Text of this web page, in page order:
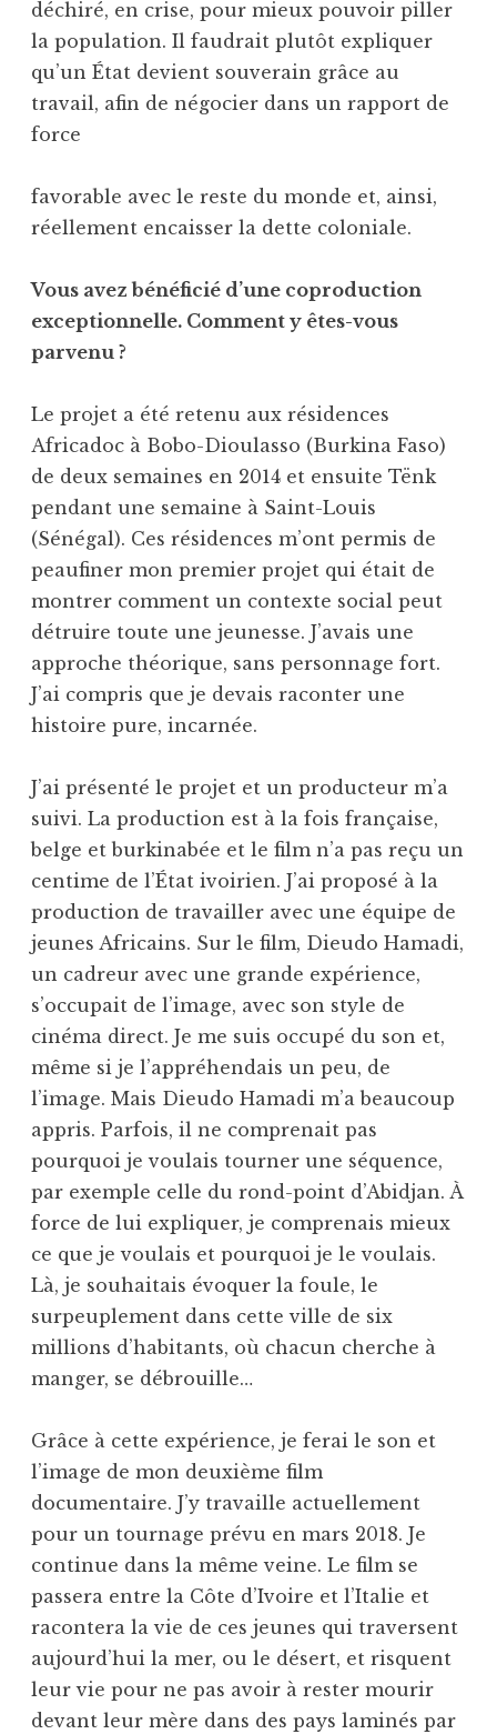
déchiré, en crise, pour mieux pouvoir piller
la population. Il faudrait plutôt expliquer
qu’un État devient souverain grâce au
travail, afin de négocier dans un rapport de
force
favorable avec le reste du monde et, ainsi,
réellement encaisser la dette coloniale.
Vous avez bénéficié d’une coproduction
exceptionnelle. Comment y êtes-vous
parvenu ?
Le projet a été retenu aux résidences
Africadoc à Bobo-Dioulasso (Burkina Faso)
de deux semaines en 2014 et ensuite Tënk
pendant une semaine à Saint-Louis
(Sénégal). Ces résidences m’ont permis de
peaufiner mon premier projet qui était de
montrer comment un contexte social peut
détruire toute une jeunesse. J’avais une
approche théorique, sans personnage fort.
J’ai compris que je devais raconter une
histoire pure, incarnée.
J’ai présenté le projet et un producteur m’a
suivi. La production est à la fois française,
belge et burkinabée et le film n’a pas reçu un
centime de l’État ivoirien. J’ai proposé à la
production de travailler avec une équipe de
jeunes Africains. Sur le film, Dieudo Hamadi,
un cadreur avec une grande expérience,
s’occupait de l’image, avec son style de
cinéma direct. Je me suis occupé du son et,
même si je l’appréhendais un peu, de
l’image. Mais Dieudo Hamadi m’a beaucoup
appris. Parfois, il ne comprenait pas
pourquoi je voulais tourner une séquence,
par exemple celle du rond-point d’Abidjan. À
force de lui expliquer, je comprenais mieux
ce que je voulais et pourquoi je le voulais.
Là, je souhaitais évoquer la foule, le
surpeuplement dans cette ville de six
millions d’habitants, où chacun cherche à
manger, se débrouille…
Grâce à cette expérience, je ferai le son et
l’image de mon deuxième film
documentaire. J’y travaille actuellement
pour un tournage prévu en mars 2018. Je
continue dans la même veine. Le film se
passera entre la Côte d’Ivoire et l’Italie et
racontera la vie de ces jeunes qui traversent
aujourd’hui la mer, ou le désert, et risquent
leur vie pour ne pas avoir à rester mourir
devant leur mère dans des pays laminés par